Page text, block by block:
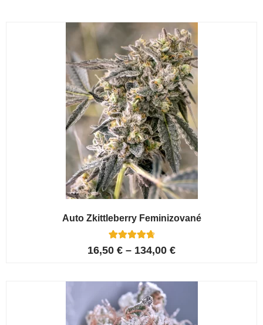
Auto Zkittleberry Feminizované
Hodnoceno
4.80
5
zákazníků
16,50 € – 134,00 €